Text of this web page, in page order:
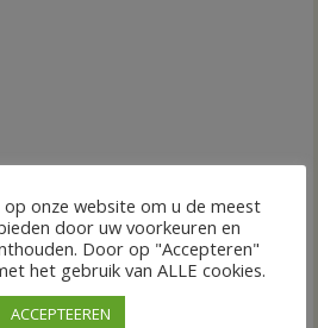
onze website om u de meest
door uw voorkeuren en
Door op "Accepteren"
het gebruik van ALLE cookies.
ACCEPTEEREN